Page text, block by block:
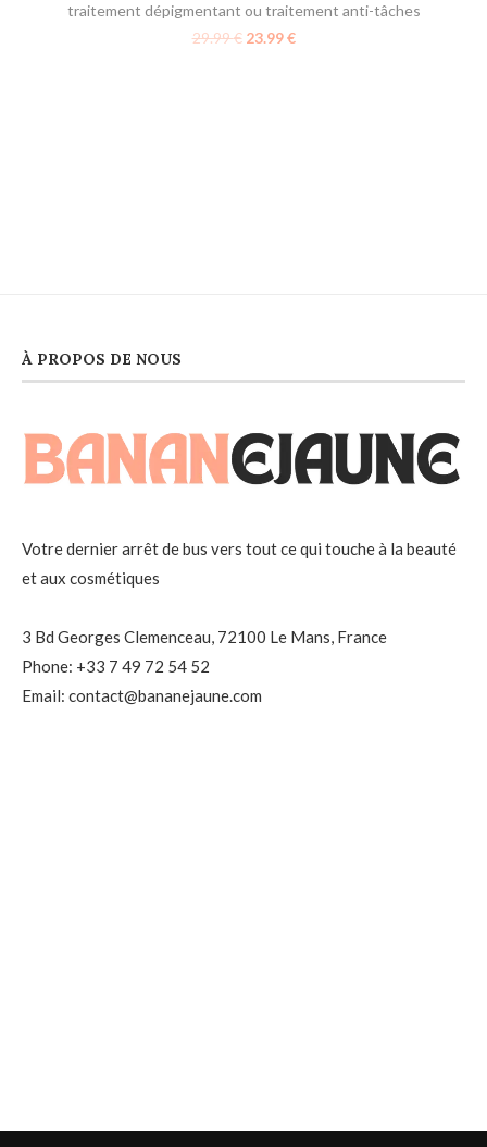
traitement dépigmentant ou traitement anti-tâches
29.99€ 23.99€
À PROPOS DE NOUS
Votre dernier arrêt de bus vers tout ce qui touche à la beauté
et aux cosmétiques
3 Bd Georges Clemenceau, 72100 Le Mans, France
Phone: +33 7 49 72 54 52
Email: contact@bananejaune.com